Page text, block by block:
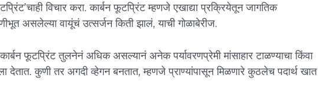
विचार करा. कार्बन फूटप्रिंट म्हणजे एखाद्या प्रक्रियेतून जागतिक
असलेल्या वायूंचं उत्सर्जन किती झालं, याची गोळाबेरीज.
कार्बन फूटप्रिंट तुलनेनं अधिक असल्यानं अनेक पर्यावरणप्रेमी मांसाहार टाळण्याचा किंवा
देतात. कुणी तर अगदी व्हेगन बनतात, म्हणजे प्राण्यांपासून मिळणारे कुठलेच पदार्थ खात